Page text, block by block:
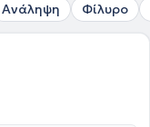
Ανάληψη Φίλυρο